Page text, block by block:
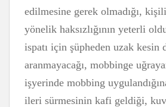
edilmesine gerek olmadığı,
yönelik haksızlığının yeterli
ispatı için şüpheden uzak kesin
aranmayacağı, mobbinge
işyerinde mobbing
ileri sürmesinin kafi geldiği,